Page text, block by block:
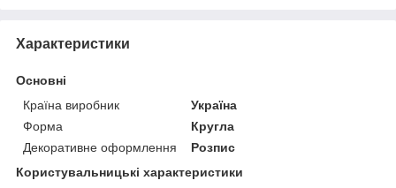
Характеристики
Основні
Країна виробник
Україна
Форма
Кругла
Декоративне оформлення
Розпис
Користувальницькі характеристики